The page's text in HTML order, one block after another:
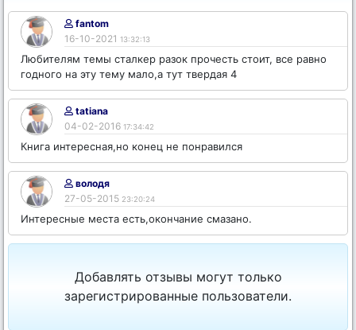
fantom
16-10-2021 13:32:13
Любителям темы сталкер разок прочесть стоит, все равно
годного на эту тему мало,а тут твердая 4
tatiana
04-02-2016 17:34:42
Книга интересная,но конец не понравился
володя
27-05-2015 23:20:24
Интересные места есть,окончание смазано.
Добавлять отзывы могут только
зарегистрированные пользователи.